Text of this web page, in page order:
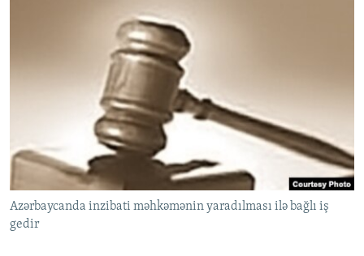
FOTOQALEREYA
KARIKATURA
AZƏRBAYCAN ƏDƏBIYYATI KITABXANASI
İSLAM VƏ DEMOKRATIYA
İZ - MƏDƏNIYYƏT PROQRAMI
PEŞƏ ETIKASI VƏ JURNALISTIKA STANDARTLARIMIZ
MATERIALLARIMIZDAN ISTIFADƏ
AZADLIQRADIOSU MOBIL TELEFONUNUZDA
RFE/RL-in bütün saytları
Azərbaycanda inzibati məhkəmənin yaradılması ilə bağlı iş
gedir